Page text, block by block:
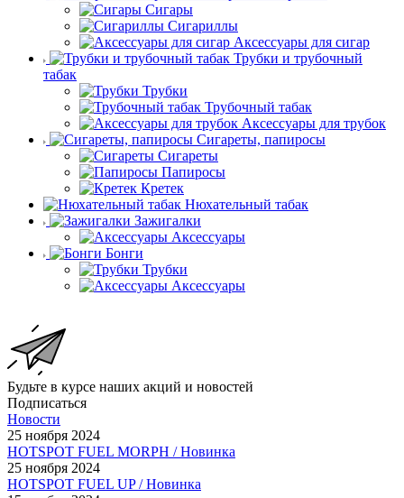
Сигары
Сигариллы
Аксессуары для сигар
Трубки и трубочный
табак
Трубки
Трубочный табак
Аксессуары для трубок
Сигареты, папиросы
Сигареты
Папиросы
Кретек
Нюхательный табак
Зажигалки
Аксессуары
Бонги
Трубки
Аксессуары
Будьте в курсе наших акций и новостей
Подписаться
Новости
25 ноября 2024
HOTSPOT FUEL MORPH / Новинка
25 ноября 2024
HOTSPOT FUEL UP / Новинка